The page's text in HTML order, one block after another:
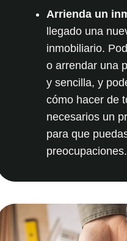
Arrienda un
llegado una
inmobiliario.
o arrendar una
y sencilla, y
cómo hacer de
necesarios un
para que
preocupaciones.